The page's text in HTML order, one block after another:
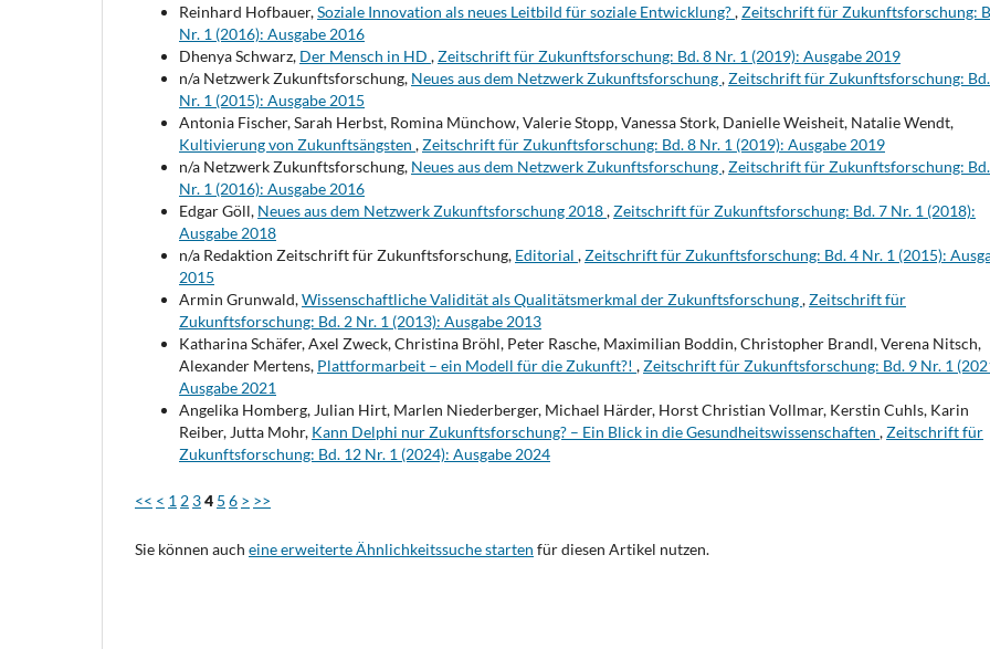
Reinhard Hofbauer,Soziale Innovation als neues Leitbild für soziale Entwicklung?,Zeitschrift für Zukunftsforschung:
Nr. 1 (2016): Ausgabe 2016
Dhenya Schwarz, Der Mensch in HD ,Zeitschrift für Zukunftsforschung: Bd. 8 Nr. 1 (2019): Ausgabe 2019
n/a Netzwerk Zukunftsforschung, Neues aus dem Netzwerk Zukunftsforschung,Zeitschrift für Zukunftsforschung:
Nr. 1 (2015): Ausgabe 2015
Antonia Fischer, Sarah Herbst, Romina Münchow, Valerie Stopp, Vanessa Stork, Danielle Weisheit, Natalie Wendt,
Kultivierung von Zukunftsängsten ,Zeitschrift für Zukunftsforschung: Bd. 8 Nr. 1 (2019): Ausgabe 2019
n/a Netzwerk Zukunftsforschung, Neues aus dem Netzwerk Zukunftsforschung,Zeitschrift für Zukunftsforschung:
Nr. 1 (2016): Ausgabe 2016
Edgar Göll, Neues aus dem Netzwerk Zukunftsforschung 2018,Zeitschrift für Zukunftsforschung: Bd. 7 Nr. 1 (2018):
Ausgabe 2018
n/a Redaktion Zeitschrift für Zukunftsforschung, Editorial ,Zeitschrift für Zukunftsforschung: Bd. 4 Nr. 1 (2015):
2015
Armin Grunwald,Wissenschaftliche Validität als Qualitätsmerkmal der Zukunftsforschung,Zeitschrift für
Zukunftsforschung: Bd. 2 Nr. 1 (2013): Ausgabe 2013
Katharina Schäfer, Axel Zweck, Christina Bröhl, Peter Rasche, Maximilian Boddin, Christopher Brandl, Verena Nitsch,
Alexander Mertens, Plattformarbeit – ein Modell für die Zukunft?! ,Zeitschrift für Zukunftsforschung: Bd. 9 Nr. 1
Ausgabe 2021
Angelika Homberg, Julian Hirt, Marlen Niederberger, Michael Härder, Horst Christian Vollmar, Kerstin Cuhls, Karin
Reiber, Jutta Mohr, Kann Delphi nur Zukunftsforschung? – Ein Blick in die Gesundheitswissenschaften ,Zeitschrift für
Zukunftsforschung: Bd. 12 Nr. 1 (2024): Ausgabe 2024
<< < 1 2 34 5 6 > >>
Sie können auch eine erweiterte Ähnlichkeitssuche starten für diesen Artikel nutzen.